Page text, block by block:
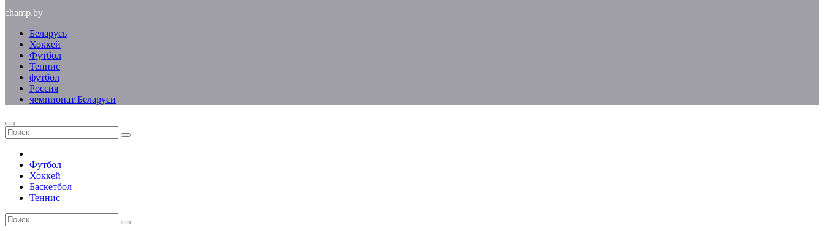
champ.by
Беларусь
Хоккей
Футбол
Теннис
футбол
Россия
чемпионат Беларуси
Футбол
Хоккей
Баскетбол
Теннис